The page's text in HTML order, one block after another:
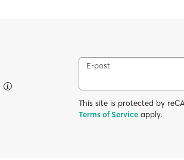
E-post
This site is protected by
Terms of Service apply.